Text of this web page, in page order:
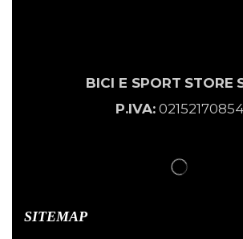
BICI E SPORT STORE
P.IVA:02152170854
SITEMAP